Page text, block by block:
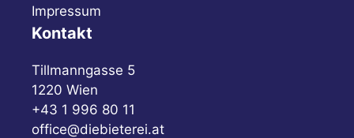
Impressum
Kontakt
Tillmanngasse 5
1220 Wien
+43 1 996 80 11
office@diebieterei.at